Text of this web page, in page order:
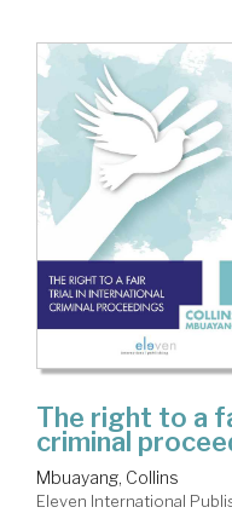
The right to a
criminal
Mbuayang, Collins
Eleven International